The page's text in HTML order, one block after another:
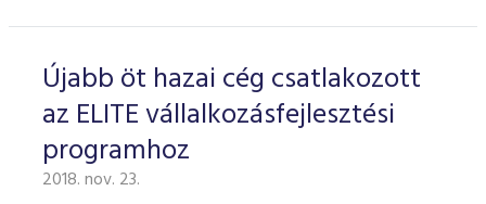
Újabb öt hazai cég csatlakozott
az ELITE vállalkozásfejlesztési
programhoz
2018. nov. 23.